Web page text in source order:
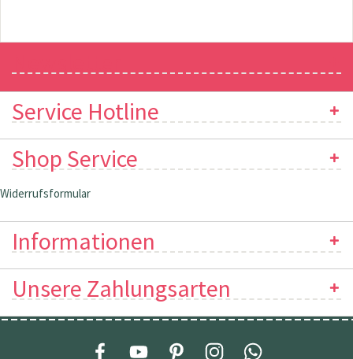
Service Hotline
Shop Service
Widerrufsformular
Informationen
Unsere Zahlungsarten